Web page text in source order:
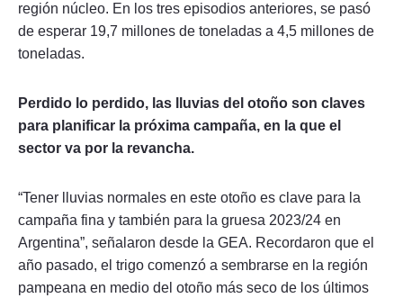
región núcleo. En los tres episodios anteriores, se pasó
de esperar 19,7 millones de toneladas a 4,5 millones de
toneladas.
Perdido lo perdido, las lluvias del otoño son claves
para planificar la próxima campaña, en la que el
sector va por la revancha.
“Tener lluvias normales en este otoño es clave para la
campaña fina y también para la gruesa 2023/24 en
Argentina”, señalaron desde la GEA. Recordaron que el
año pasado, el trigo comenzó a sembrarse en la región
pampeana en medio del otoño más seco de los últimos